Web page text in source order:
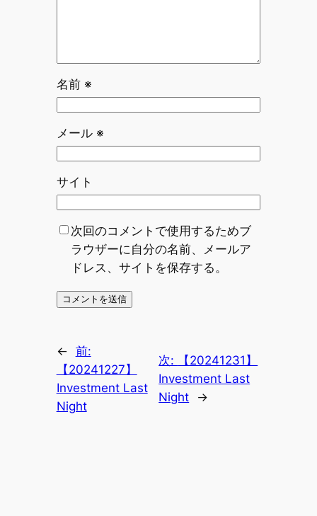
名前 ※
メール ※
サイト
次回のコメントで使用するためブ
ラウザーに自分の名前、メールア
ドレス、サイトを保存する。
← 前:
【20241227】
Investment Last
Night
次:
【20241231】
Investment Last
Night
→